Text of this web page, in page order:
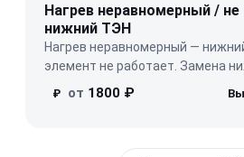
Нагрев неравномерный / не
нижний ТЭН
Нагрев неравномерный —
элемент не работает. Замена
₽ от 1800 ₽